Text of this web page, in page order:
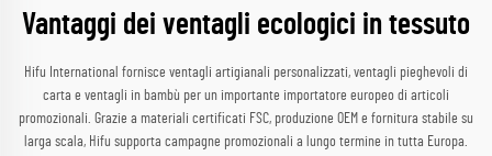
Vantaggi dei ventagli ecologici in tessuto
Hifu International fornisce ventagli artigianali personalizzati, ventagli pieghevoli di
carta e ventagli in bambù per un importante importatore europeo di articoli
promozionali. Grazie a materiali certificati FSC, produzione OEM e fornitura stabile su
larga scala, Hifu supporta campagne promozionali a lungo termine in tutta Europa.